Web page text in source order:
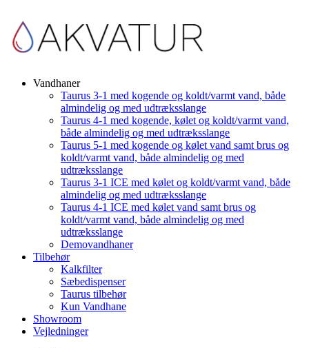
Vandhaner
Taurus 3-1 med kogende og koldt/varmt vand, både
almindelig og med udtræksslange
Taurus 4-1 med kogende, kølet og koldt/varmt vand,
både almindelig og med udtræksslange
Taurus 5-1 med kogende og kølet vand samt brus og
koldt/varmt vand, både almindelig og med
udtræksslange
Taurus 3-1 ICE med kølet og koldt/varmt vand, både
almindelig og med udtræksslange
Taurus 4-1 ICE med kølet vand samt brus og
koldt/varmt vand, både almindelig og med
udtræksslange
Demovandhaner
Tilbehør
Kalkfilter
Sæbedispenser
Taurus tilbehør
Kun Vandhane
Showroom
Vejledninger